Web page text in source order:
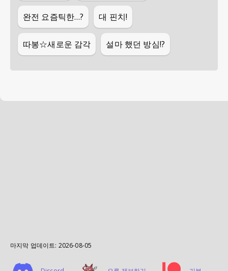
완전 요즘틱한…? 대 핀치!
따봉☆새로운 감각 설마 했던 방심!?
마지막 업데이트: 2026-08-05